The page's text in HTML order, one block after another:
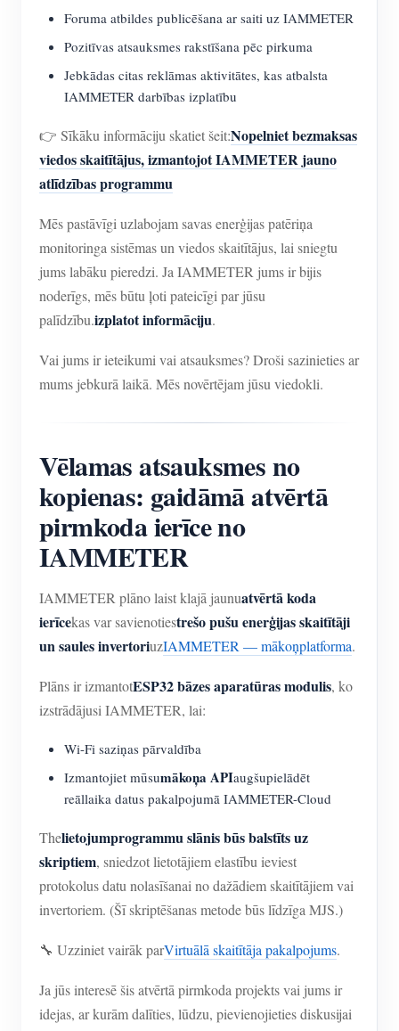
Foruma atbildes publicēšana ar saiti uz IAMMETER
Pozitīvas atsauksmes rakstīšana pēc pirkuma
Jebkādas citas reklāmas aktivitātes, kas atbalsta
IAMMETER darbības izplatību
👉 Sīkāku informāciju skatiet šeit:Nopelniet bezmaksas
viedos skaitītājus, izmantojot IAMMETER jauno
atlīdzības programmu
Mēs pastāvīgi uzlabojam savas enerģijas patēriņa
monitoringa sistēmas un viedos skaitītājus, lai sniegtu
jums labāku pieredzi. Ja IAMMETER jums ir bijis
noderīgs, mēs būtu ļoti pateicīgi par jūsu
palīdzību.izplatot informāciju.
Vai jums ir ieteikumi vai atsauksmes? Droši sazinieties ar
mums jebkurā laikā. Mēs novērtējam jūsu viedokli.
Vēlamas atsauksmes no
kopienas: gaidāmā atvērtā
pirmkoda ierīce no
IAMMETER
IAMMETER plāno laist klajā jaunuatvērtā koda
ierīcekas var savienotiestrešo pušu enerģijas skaitītāji
un saules invertoriuzIAMMETER — mākoņplatforma.
Plāns ir izmantotESP32 bāzes aparatūras modulis, ko
izstrādājusi IAMMETER, lai:
Wi-Fi saziņas pārvaldība
Izmantojiet mūsumākoņa APIaugšupielādēt
reāllaika datus pakalpojumā IAMMETER-Cloud
Thelietojumprogrammu slānis būs balstīts uz
skriptiem, sniedzot lietotājiem elastību ieviest
protokolus datu nolasīšanai no dažādiem skaitītājiem vai
invertoriem. (Šī skriptēšanas metode būs līdzīga MJS.)
🔧 Uzziniet vairāk parVirtuālā skaitītāja pakalpojums.
Ja jūs interesē šis atvērtā pirmkoda projekts vai jums ir
idejas, ar kurām dalīties, lūdzu, pievienojieties diskusijai